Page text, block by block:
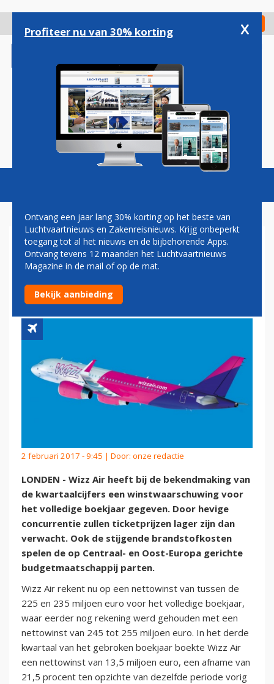
gaan
Check in
Magazine Podcasts Vacatures
WINSTWAARSCHUWING WIZZ
AIR DOOR GOEDKOPERE
TICKETS
2 februari 2017 - 9:45 | Door: onze redactie
LONDEN - Wizz Air heeft bij de bekendmaking van
de kwartaalcijfers een winstwaarschuwing voor
het volledige boekjaar gegeven. Door hevige
concurrentie zullen ticketprijzen lager zijn dan
verwacht. Ook de stijgende brandstofkosten
spelen de op Centraal- en Oost-Europa gerichte
budgetmaatschappij parten.
Wizz Air rekent nu op een nettowinst van tussen de
225 en 235 miljoen euro voor het volledige boekjaar,
waar eerder nog rekening werd gehouden met een
nettowinst van 245 tot 255 miljoen euro. In het derde
kwartaal van het gebroken boekjaar boekte Wizz Air
een nettowinst van 13,5 miljoen euro, een afname van
21,5 procent ten opzichte van dezelfde periode vorig
Profiteer nu van 30% korting x
Ontvang een jaar lang 30% korting op het beste van
Luchtvaartnieuws en Zakenreisnieuws. Krijg onbeperkt
toegang tot al het nieuws en de bijbehorende Apps.
Ontvang tevens 12 maanden het Luchtvaartnieuws
Magazine in de mail of op de mat.
Bekijk aanbieding